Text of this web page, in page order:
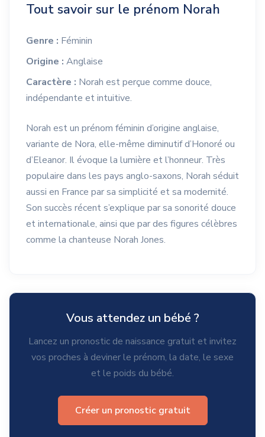
Tout savoir sur le prénom Norah
Genre : Féminin
Origine : Anglaise
Caractère : Norah est perçue comme douce,
indépendante et intuitive.
Norah est un prénom féminin d’origine anglaise,
variante de Nora, elle-même diminutif d’Honoré ou
d’Eleanor. Il évoque la lumière et l’honneur. Très
populaire dans les pays anglo-saxons, Norah séduit
aussi en France par sa simplicité et sa modernité.
Son succès récent s’explique par sa sonorité douce
et internationale, ainsi que par des figures célèbres
comme la chanteuse Norah Jones.
Vous attendez un bébé ?
Lancez un pronostic de naissance gratuit et invitez
vos proches à deviner le prénom, la date, le sexe
et le poids du bébé.
Créer un pronostic gratuit